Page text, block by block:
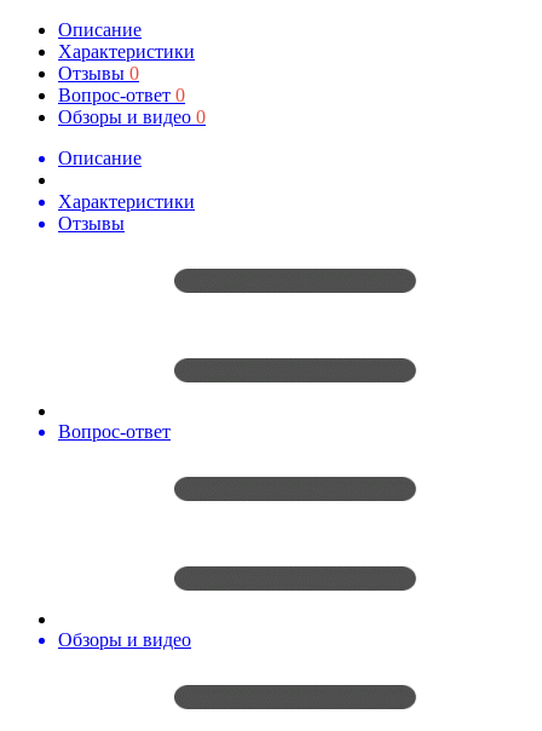
Описание
Характеристики
Отзывы 0
Вопрос-ответ 0
Обзоры и видео 0
Описание
Характеристики
Отзывы
Вопрос-ответ
Обзоры и видео